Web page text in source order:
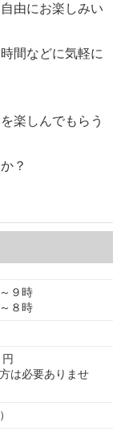
由にお楽しみい
間などに気軽に
楽しんでもらう
？
９時
８時
は必要ありませ